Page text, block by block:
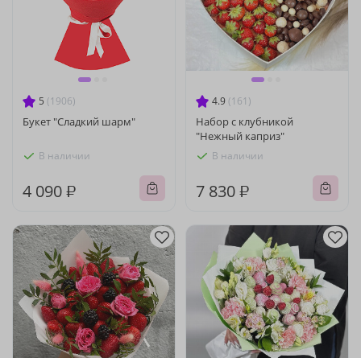
5 (1906)
Букет "Сладкий шарм"
В наличии
4 090 ₽
4.9 (161)
Набор с клубникой
"Нежный каприз"
В наличии
7 830 ₽